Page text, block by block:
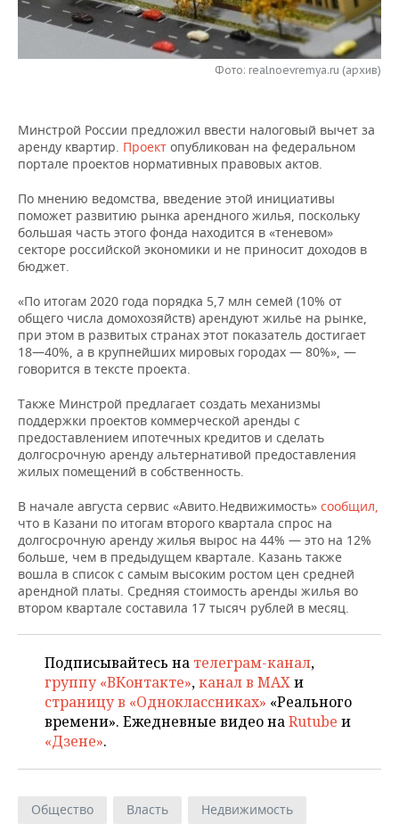
НЕФТЕХИМИЯ
ЭНЕРГЕТИКА
РОЗНИЧНАЯ ТОРГОВЛЯ
НОВОСТИ ТЕХНОЛОГИЙ
ТЕЛЕКОММУНИКАЦИИ
МЕРОПРИЯТИЯ
БИЗНЕС-БРАНЧИ
ONLINE-КОНФЕРЕНЦИИ
ОТКРЫТАЯ ЛЕКЦИЯ
ФУТБОЛ
ХОККЕЙ
БАСКЕТБОЛ
КИБЕРСПОРТ
ФИГУРНОЕ КАТАНИЕ
ВОДНЫЕ ВИДЫ СПОРТА
ХОККЕЙ С МЯЧОМ
НОВОСТИ ОБЩЕСТВА
ВЛАСТЬ
ИНФРАСТРУКТУРА
КУЛЬТУРА
МЕДИЦИНА
ОБРАЗОВАНИЕ
ПРОИСШЕСТВИЯ
ФОТОГАЛЕРЕЯ
СЮЖЕТЫ
СПРАВОЧНИК
СПИСОК КОМПАНИЙ
Фото: realnoevremya.ru (архив)
Минстрой России предложил ввести налоговый вычет за
аренду квартир. Проект опубликован на федеральном
портале проектов нормативных правовых актов.
По мнению ведомства, введение этой инициативы
поможет развитию рынка арендного жилья, поскольку
большая часть этого фонда находится в «теневом»
секторе российской экономики и не приносит доходов в
бюджет.
«По итогам 2020 года порядка 5,7 млн семей (10% от
общего числа домохозяйств) арендуют жилье на рынке,
при этом в развитых странах этот показатель достигает
18—40%, а в крупнейших мировых городах — 80%», —
говорится в тексте проекта.
Также Минстрой предлагает создать механизмы
поддержки проектов коммерческой аренды с
предоставлением ипотечных кредитов и сделать
долгосрочную аренду альтернативой предоставления
жилых помещений в собственность.
В начале августа сервис «Авито.Недвижимость» сообщил,
что в Казани по итогам второго квартала спрос на
долгосрочную аренду жилья вырос на 44% — это на 12%
больше, чем в предыдущем квартале. Казань также
вошла в список с самым высоким ростом цен средней
арендной платы. Средняя стоимость аренды жилья во
втором квартале составила 17 тысяч рублей в месяц.
Подписывайтесь на телеграм-канал,
группу «ВКонтакте»,канал в MAXи
страницу в «Одноклассниках» «Реального
времени». Ежедневные видео наRutube и
«Дзене».
Общество Власть Недвижимость